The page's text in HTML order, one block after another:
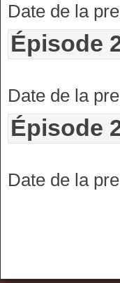
Date de la
Épisode
Date de la
Épisode
Date de la